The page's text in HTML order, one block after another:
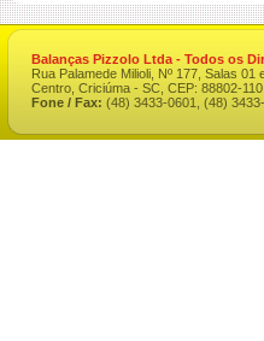
Balanças Pizzolo Ltda - Todos os
Rua Palamede Milioli, Nº 177, Salas 01
Centro, Criciúma - SC, CEP: 88802-110
Fone / Fax: (48) 3433-0601, (48)